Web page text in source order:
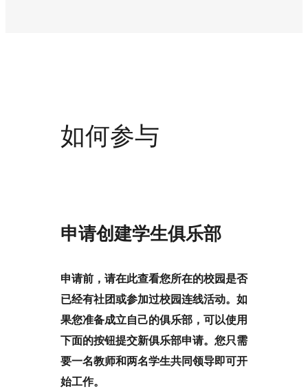
如何参与
申请创建学生俱乐部
申请前，请在此查看您所在的校园是否
已经有社团或参加过校园连线活动。如
果您准备成立自己的俱乐部，可以使用
下面的按钮提交新俱乐部申请。您只需
要一名教师和两名学生共同领导即可开
始工作。